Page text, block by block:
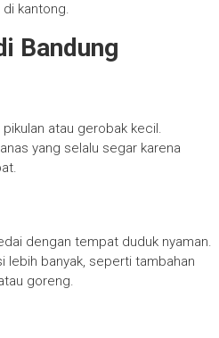
kantong.
Bandung
atau gerobak kecil.
yang selalu segar karena
dengan tempat duduk nyaman.
lebih banyak, seperti tambahan
goreng.